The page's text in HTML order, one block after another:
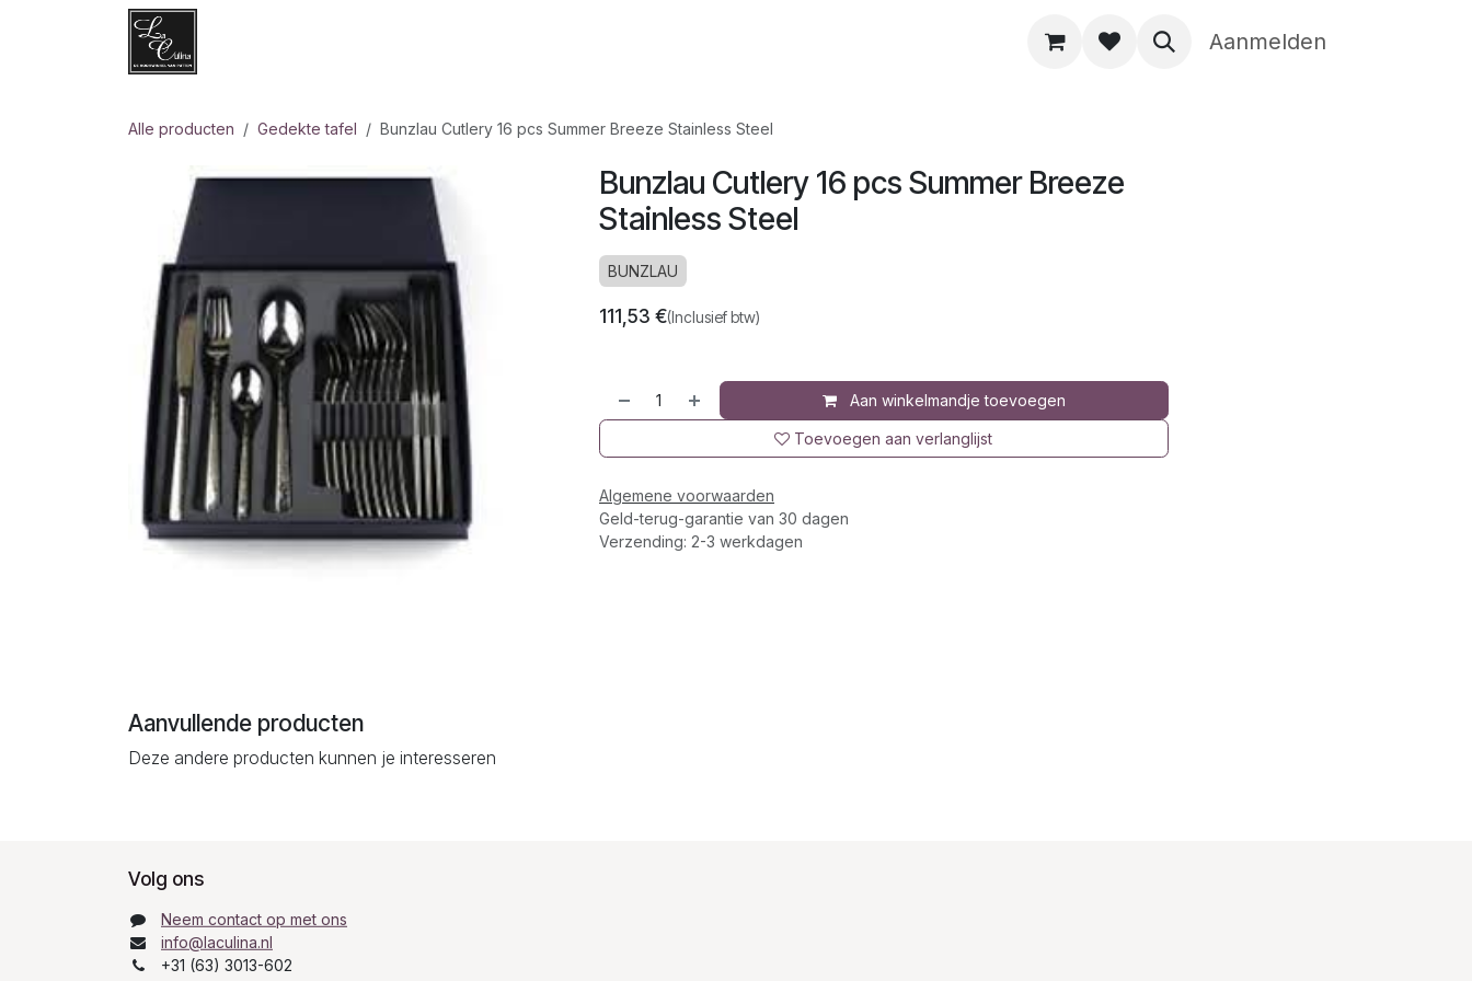
Overslaan naar inhoud
Aanmelden
Alle producten Gedekte tafel Bunzlau Cutlery 16 pcs Summer Breeze Stainless Steel
Bunzlau Cutlery 16 pcs Summer Breeze
Stainless Steel
BUNZLAU
111,53 €(Inclusief btw)
Aan winkelmandje toevoegen
Toevoegen aan verlanglijst
Algemene voorwaarden
Geld-terug-garantie van 30 dagen
Verzending: 2-3 werkdagen
Aanvullende producten
Deze andere producten kunnen je interesseren
Volg ons
Neem contact op met ons
info@laculina.nl
+31 (63) 3013-602